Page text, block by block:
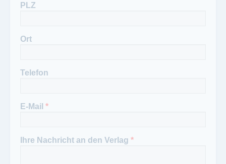
PLZ
Ort
Telefon
E-Mail *
Ihre Nachricht an den Verlag *